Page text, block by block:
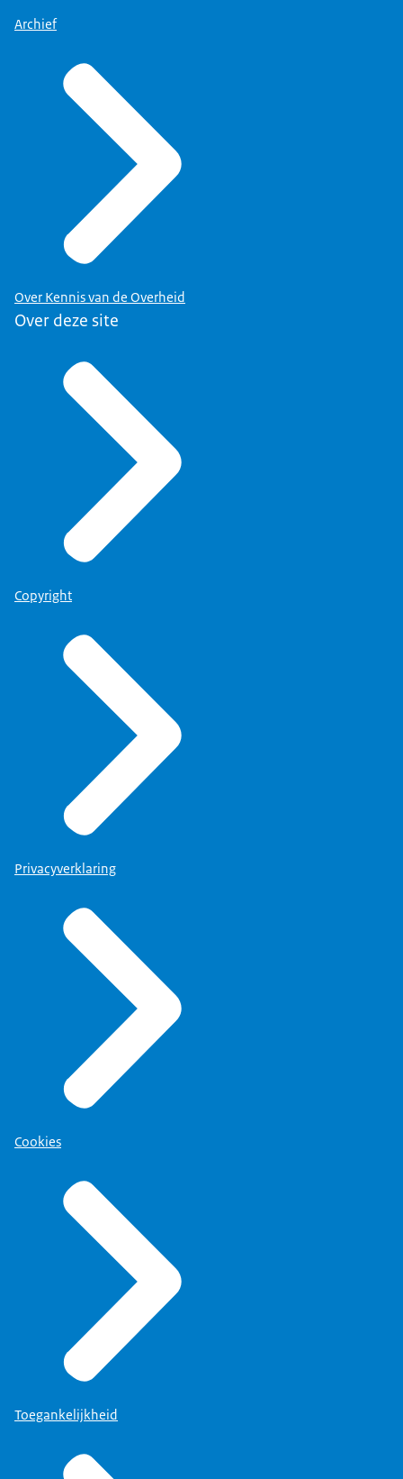
Archief
Over Kennis van de Overheid
Over deze site
Copyright
Privacyverklaring
Cookies
Toegankelijkheid